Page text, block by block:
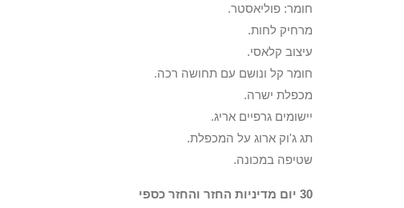
חומר: פוליאסטר.
מרחיק לחות.
עיצוב קלאסי.
חומר קל ונושם עם תחושה רכה.
מכפלת ישרה.
יישומים גרפיים אריג.
תג ג'וק ארוג על המכפלת.
שטיפה במכונה.
30 יום מדיניות החזר והחזר כספי